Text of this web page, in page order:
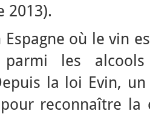
2013).
Espagne où le vin
parmi les
la loi Evin,
reconnaître la